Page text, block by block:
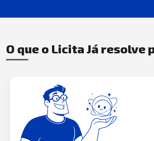
O que o Licita Já resolve